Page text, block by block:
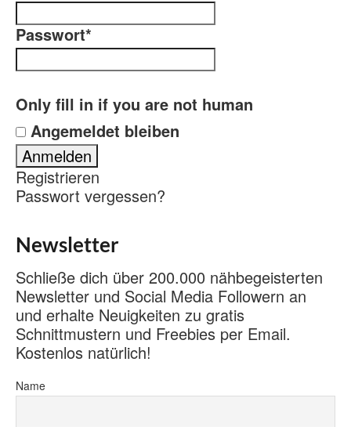
Passwort*
Only fill in if you are not human
Angemeldet bleiben
Registrieren
Passwort vergessen?
Newsletter
Schließe dich über 200.000 nähbegeisterten
Newsletter und Social Media Followern an
und erhalte Neuigkeiten zu gratis
Schnittmustern und Freebies per Email.
Kostenlos natürlich!
Name